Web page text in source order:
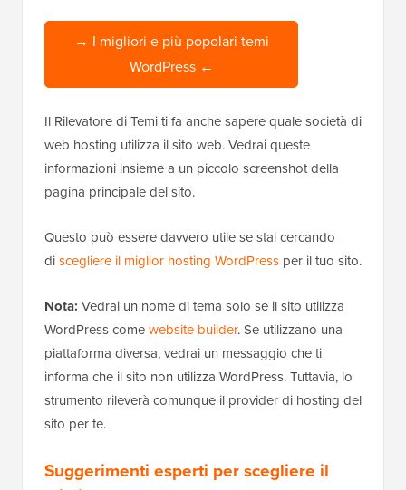
→ I migliori e più popolari temi
WordPress ←
Il Rilevatore di Temi ti fa anche sapere quale società di
web hosting utilizza il sito web. Vedrai queste
informazioni insieme a un piccolo screenshot della
pagina principale del sito.
Questo può essere davvero utile se stai cercando
discegliere il miglior hosting WordPress per il tuo sito.
Nota: Vedrai un nome di tema solo se il sito utilizza
WordPress comewebsite builder. Se utilizzano una
piattaforma diversa, vedrai un messaggio che ti
informa che il sito non utilizza WordPress. Tuttavia, lo
strumento rileverà comunque il provider di hosting del
sito per te.
Suggerimenti esperti per scegliere il